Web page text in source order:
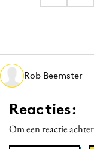
Interne communicatie
Martech
Media
Rob Beemster
Reacties:
Om een reactie